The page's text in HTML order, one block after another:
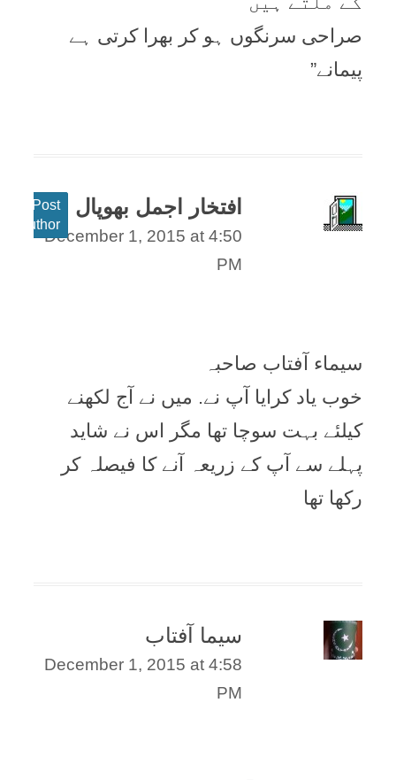
صراحی سرنگوں ہو کر بھرا کرتی ہے
پیمانے”
افتخار اجمل بھوپال
Post
author
December 1, 2015 at 4:50
PM
سیماء آفتاب صاحبہ
خوب یاد کرایا آپ نے. میں نے آج لکھنے
کیلئے بہت سوچا تھا مگر اس نے شاید
پہلے سے آپ کے زریعہ آنے کا فیصلہ کر
رکھا تھا
سیما آفتاب
December 1, 2015 at 4:58
PM